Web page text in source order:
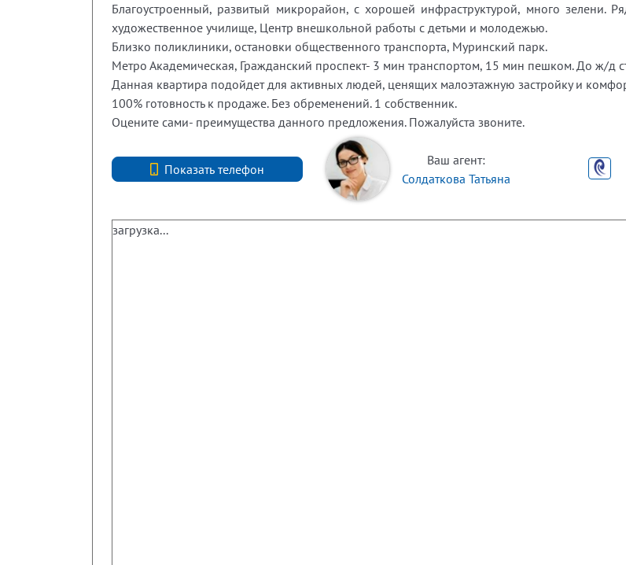
Благоустроенный, развитый микрорайон, с хорошей инфраструктурой, много зелени.
художественное училище, Центр внешкольной работы с детьми и молодежью.
Близко поликлиники, остановки общественного транспорта, Муринский парк.
Метро Академическая, Гражданский проспект- 3 мин транспортом, 15 мин пешком. До ж/д
Данная квартира подойдет для активных людей, ценящих малоэтажную застройку и
100% готовность к продаже. Без обременений. 1 собственник.
Оцените сами- преимущества данного предложения. Пожалуйста звоните.
Показать телефон
+7 (812) 740-70-40
Ваш агент:
Солдаткова Татьяна
загрузка...